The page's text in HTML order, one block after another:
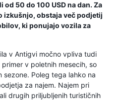
50 do 100 USD na dan. Za
izkušnjo, obstaja več podjetij
ki ponujajo vozila za
v Antigvi močno vpliva tudi
v poletnih mesecih, so
Poleg tega lahko na
za najem. Najem pri
drugih priljubljenih turističnih